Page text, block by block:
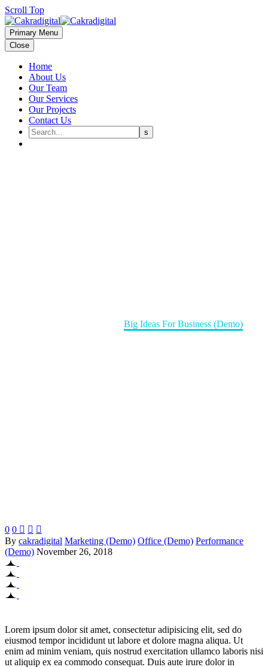
Scroll Top
Primary Menu
Close
Home
About Us
Our Team
Our Services
Our Projects
Contact Us
Big Ideas For Business (Demo)
0 0   
By cakradigital Marketing (Demo) Office (Demo) Performance
(Demo) November 26, 2018
Lorem ipsum dolor sit amet, consectetur adipisicing elit, sed do
eiusmod tempor incididunt ut labore et dolore magna aliqua. Ut
enim ad minim veniam, quis nostrud exercitation ullamco laboris nisi
ut aliquip ex ea commodo consequat. Duis aute irure dolor in